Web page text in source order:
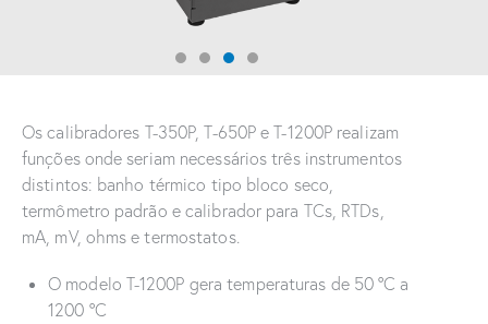
Os calibradores T-350P, T-650P e T-1200P realizam
funções onde seriam necessários três instrumentos
distintos: banho térmico tipo bloco seco,
termômetro padrão e calibrador para TCs, RTDs,
mA, mV, ohms e termostatos.
O modelo T-1200P gera temperaturas de 50 °C a
1200 °C